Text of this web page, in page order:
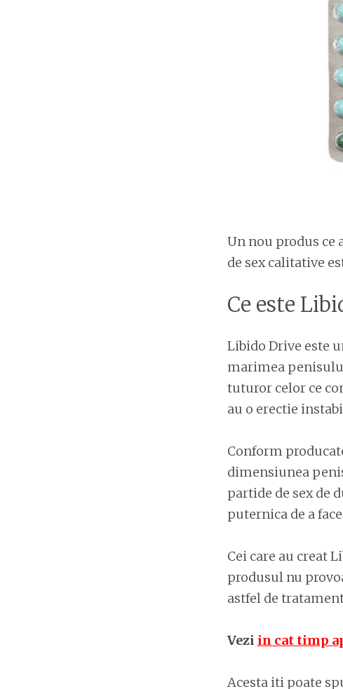
Un nou produs ce
de sex calitative
Ce este
Libido Drive este
marimea
tuturor celor ce
au o erectie
Conform
dimensiunea
partide de sex de
puternica de a
Cei care au creat
produsul nu
astfel de
Vezi in cat timp
Acesta iti poate